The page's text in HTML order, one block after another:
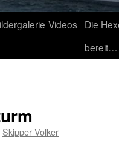
Videos
Die
bereit…
Skipper Volker